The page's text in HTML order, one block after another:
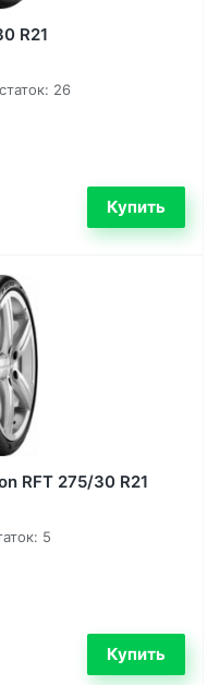
R21
26
RFT 275/30 R21
5